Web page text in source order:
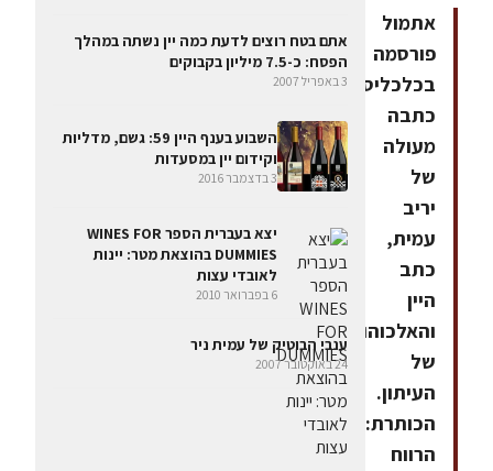
אתמול
פורסמה
בכלכליסט
כתבה
מעולה
של
יריב
עמית,
כתב
היין
והאלכוהול
של
העיתון.
הכותרת:
הרווח
אתם בטח רוצים לדעת כמה יין נשתה במהלך
הפסח: כ-7.5 מיליון בקבוקים
3 באפריל 2007
השבוע בענף היין 59: גשם, מדליות
וקידום יין במסעדות
3 בדצמבר 2016
יצא בעברית הספר WINES FOR
DUMMIES בהוצאת מטר: יינות
לאובדי עצות
6 בפברואר 2010
ענבי הבוטיק של עמית ניר
24 באוקטובר 2007